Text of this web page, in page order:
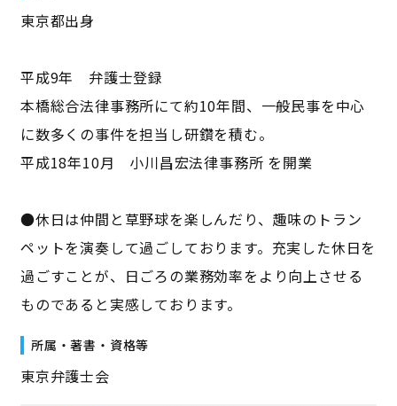
東京都出身
平成9年 弁護士登録
本橋総合法律事務所にて約10年間、一般民事を中心
に数多くの事件を担当し研鑽を積む。
平成18年10月 小川昌宏法律事務所 を開業
●休日は仲間と草野球を楽しんだり、趣味のトラン
ペットを演奏して過ごしております。充実した休日を
過ごすことが、日ごろの業務効率をより向上させる
ものであると実感しております。
所属・著書・資格等
東京弁護士会